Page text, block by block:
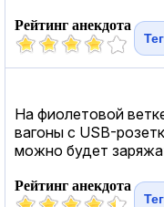
Рейтинг анекдота
На фиолетовой
вагоны с USB-
можно будет
Рейтинг анекдота